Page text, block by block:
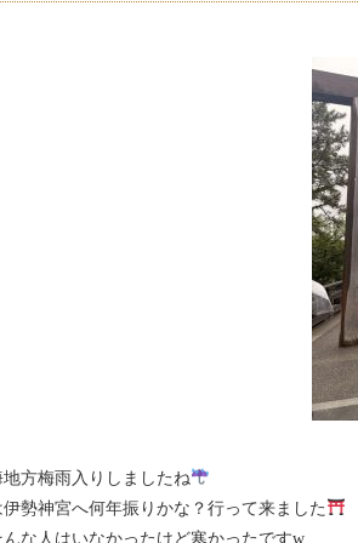
方梅雨入りしましたね
勢神宮へ何年振りかな？行って来ました
な人はいなかったけど寒かったですw